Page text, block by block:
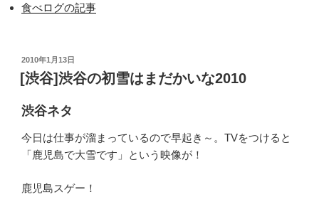
食べログの記事
投
稿
日:
2010年1月13日
[渋谷]渋谷の初雪はまだかいな2010
渋谷ネタ
今日は仕事が溜まっているので早起き～。TVをつけると
「鹿児島で大雪です」という映像が！
鹿児島スゲー！